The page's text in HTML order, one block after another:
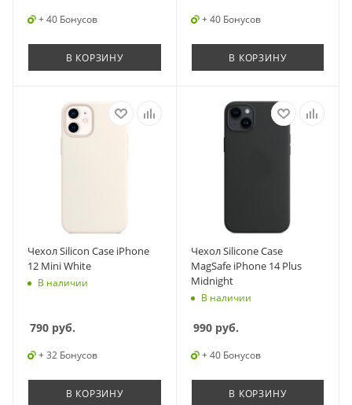
+ 40 Бонусов
В КОРЗИНУ
+ 40 Бонусов
В КОРЗИНУ
Чехол Silicon Case iPhone
12 Mini White
В наличии
790 руб.
+ 32 Бонусов
В КОРЗИНУ
Чехол Silicone Case
MagSafe iPhone 14 Plus
Midnight
В наличии
990руб.
+ 40 Бонусов
В КОРЗИНУ